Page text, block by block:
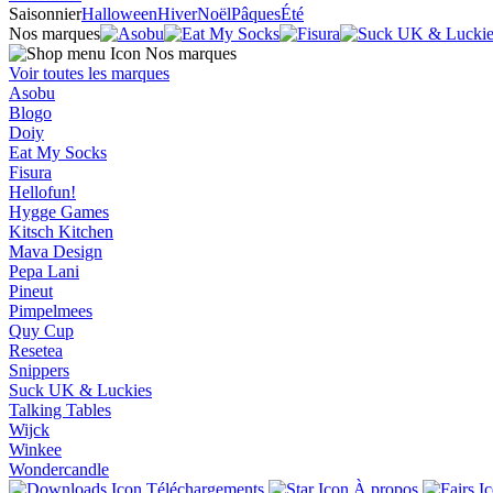
SaisonnierHalloweenHiverNoëlPâquesÉté
Nos marques
Nos marques
Voir toutes les marques
Asobu
Blogo
Doiy
Eat My Socks
Fisura
Hellofun!
Hygge Games
Kitsch Kitchen
Mava Design
Pepa Lani
Pineut
Pimpelmees
Quy Cup
Resetea
Snippers
Suck UK & Luckies
Talking Tables
Wijck
Winkee
Wondercandle